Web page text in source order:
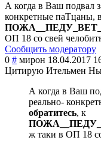
А когда в Ваш подвал
конкретные паТцаны,
ПОЖА__ПЕДУ_ВЕТ_
ОП 18 со свей
Сообщить модератору
0 # мирон 18.04.2017
Цитирую Ительмен
А когда в Ваш
реально-
обратитесь, к
ж таки в ОП 18